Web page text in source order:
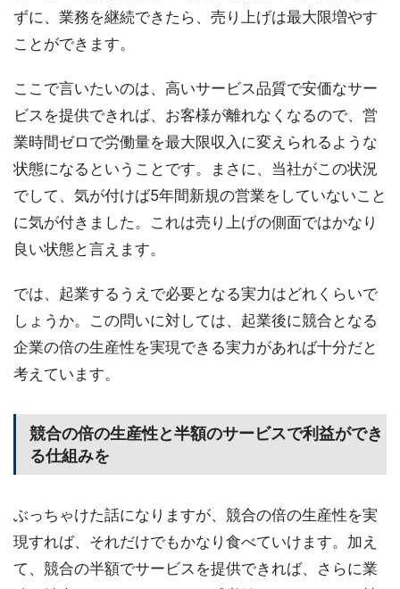
ずに、業務を継続できたら、売り上げは最大限増やす
ことができます。
ここで言いたいのは、高いサービス品質で安価なサー
ビスを提供できれば、お客様が離れなくなるので、営
業時間ゼロで労働量を最大限収入に変えられるような
状態になるということです。まさに、当社がこの状況
でして、気が付けば5年間新規の営業をしていないこと
に気が付きました。これは売り上げの側面ではかなり
良い状態と言えます。
では、起業するうえで必要となる実力はどれくらいで
しょうか。この問いに対しては、起業後に競合となる
企業の倍の生産性を実現できる実力があれば十分だと
考えています。
競合の倍の生産性と半額のサービスで利益ができ
る仕組みを
ぶっちゃけた話になりますが、競合の倍の生産性を実
現すれば、それだけでもかなり食べていけます。加え
て、競合の半額でサービスを提供できれば、さらに業